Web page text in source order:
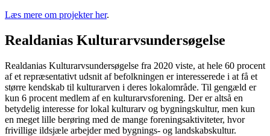
Læs mere om projekter her.
Realdanias Kulturarvsundersøgelse
Realdanias Kulturarvsundersøgelse fra 2020 viste, at hele 60 procent
af et repræsentativt udsnit af befolkningen er interesserede i at få et
større kendskab til kulturarven i deres lokalområde. Til gengæld er
kun 6 procent medlem af en kulturarvsforening. Der er altså en
betydelig interesse for lokal kulturarv og bygningskultur, men kun
en meget lille berøring med de mange foreningsaktiviteter, hvor
frivillige ildsjæle arbejder med bygnings- og landskabskultur.